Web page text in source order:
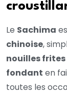
Le Sachima
chinoise,
nouilles
fondant en
toutes les